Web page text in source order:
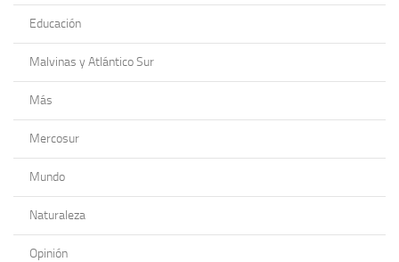
Educación
Malvinas y Atlántico Sur
Más
Mercosur
Mundo
Naturaleza
Opinión